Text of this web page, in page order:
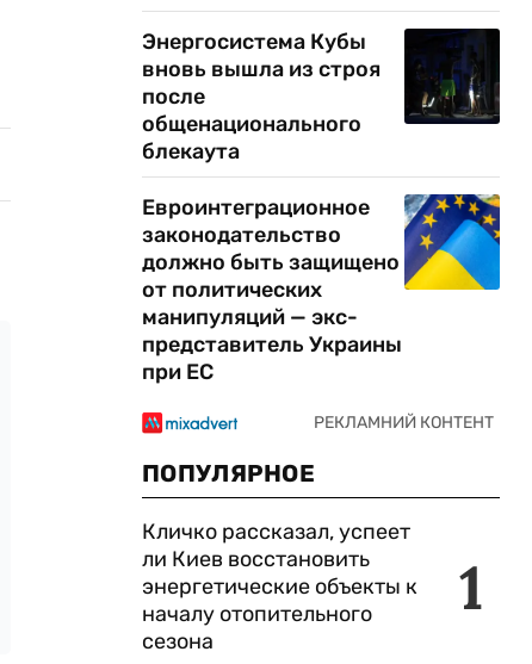
Энергосистема Кубы
вновь вышла из строя
после
общенационального
блекаута
Евроинтеграционное
законодательство
должно быть защищено
от политических
манипуляций — экс-
представитель Украины
при ЕС
ПОПУЛЯРНОЕ
1
Кличко рассказал, успеет
ли Киев восстановить
энергетические объекты к
началу отопительного
сезона